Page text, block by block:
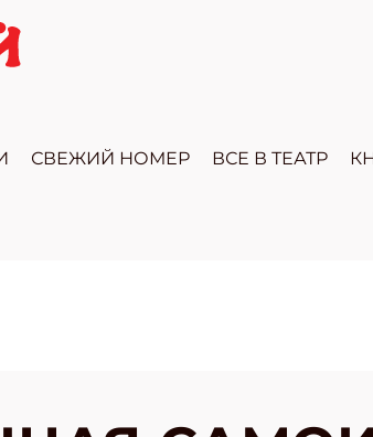
СВЕЖИЙ НОМЕР ВСЕ В ТЕАТР